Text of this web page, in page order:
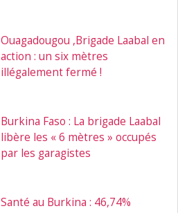
Ouagadougou ,Brigade Laabal en
action : un six mètres
illégalement fermé !
Burkina Faso : La brigade Laabal
libère les « 6 mètres » occupés
par les garagistes
Santé au Burkina : 46,74%